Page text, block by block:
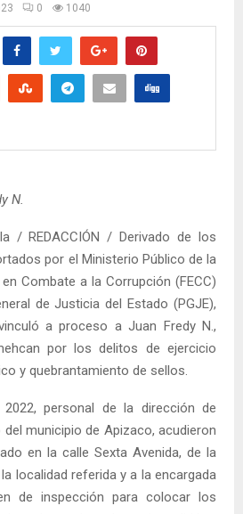
0 1040
N.
/ REDACCIÓN / Derivado de los
por el Ministerio Público de la
Combate a la Corrupción (FECC)
de Justicia del Estado (PGJE),
a proceso a Juan Fredy N.,
por los delitos de ejercicio
y quebrantamiento de sellos.
personal de la dirección de
municipio de Apizaco, acudieron
en la calle Sexta Avenida, de la
localidad referida y a la encargada
de inspección para colocar los